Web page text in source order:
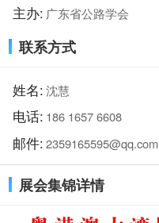
主办: 广东省公路学会
联系方式
姓名:沈慧
电话: 186 1657 6608
邮件:2359165595@qq.com
展会集锦详情